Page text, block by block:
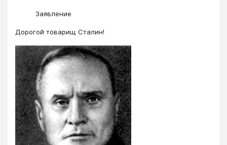
Заявление
Дорогой товарищ Сталин!